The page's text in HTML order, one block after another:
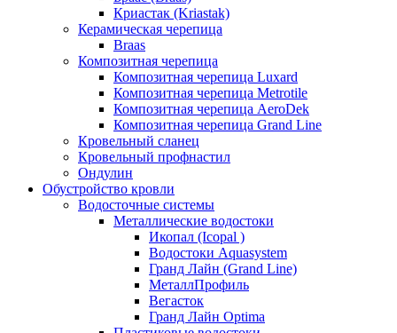
Криастак (Kriastak)
Керамическая черепица
Braas
Композитная черепица
Композитная черепица Luxard
Композитная черепица Metrotile
Композитная черепица AeroDek
Композитная черепица Grand Line
Кровельный сланец
Кровельный профнастил
Ондулин
Обустройство кровли
Водосточные системы
Металлические водостоки
Икопал (Icopal )
Водостоки Aquasystem
Гранд Лайн (Grand Line)
МеталлПрофиль
Вегасток
Гранд Лайн Optima